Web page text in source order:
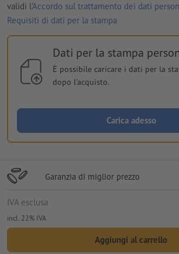
validi l'Accordo sul trattamento dei dati
Requisiti di dati per la stampa
Dati per la stampa
È possibile caricare i dati per la
dopo l'acquisto.
Carica adesso
Garanzia di miglior prezzo
IVA esclusa
incl. 22% IVA
Aggiungi al carrello